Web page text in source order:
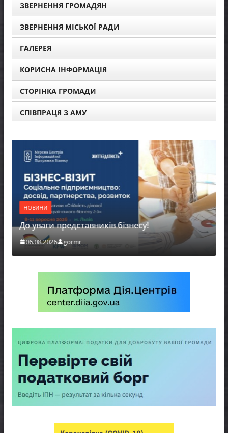
ЗВЕРНЕННЯ ГРОМАДЯН
ЗВЕРНЕННЯ МІСЬКОЇ РАДИ
ГАЛЕРЕЯ
КОРИСНА ІНФОРМАЦІЯ
СТОРІНКА ГРОМАДИ
СПІВПРАЦЯ З АМУ
НОВИНИ
До уваги представників бізнесу!
06.08.2026 gormr